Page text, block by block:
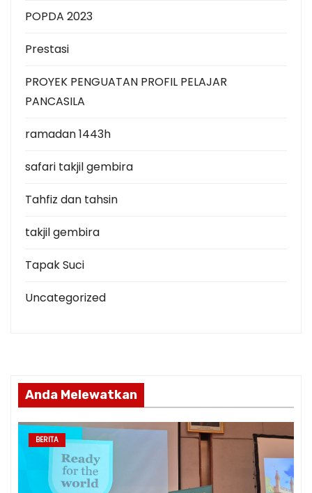
POPDA 2023
Prestasi
PROYEK PENGUATAN PROFIL PELAJAR
PANCASILA
ramadan 1443h
safari takjil gembira
Tahfiz dan tahsin
takjil gembira
Tapak Suci
Uncategorized
Anda Melewatkan
BERITA